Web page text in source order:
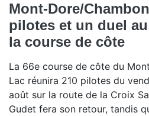
Mont-Dore/
pilotes et un duel
la course de côte
La 66e course de côte du
Lac réunira 210 pilotes du
août sur la route de la Croix
Gudet fera son retour, tandis